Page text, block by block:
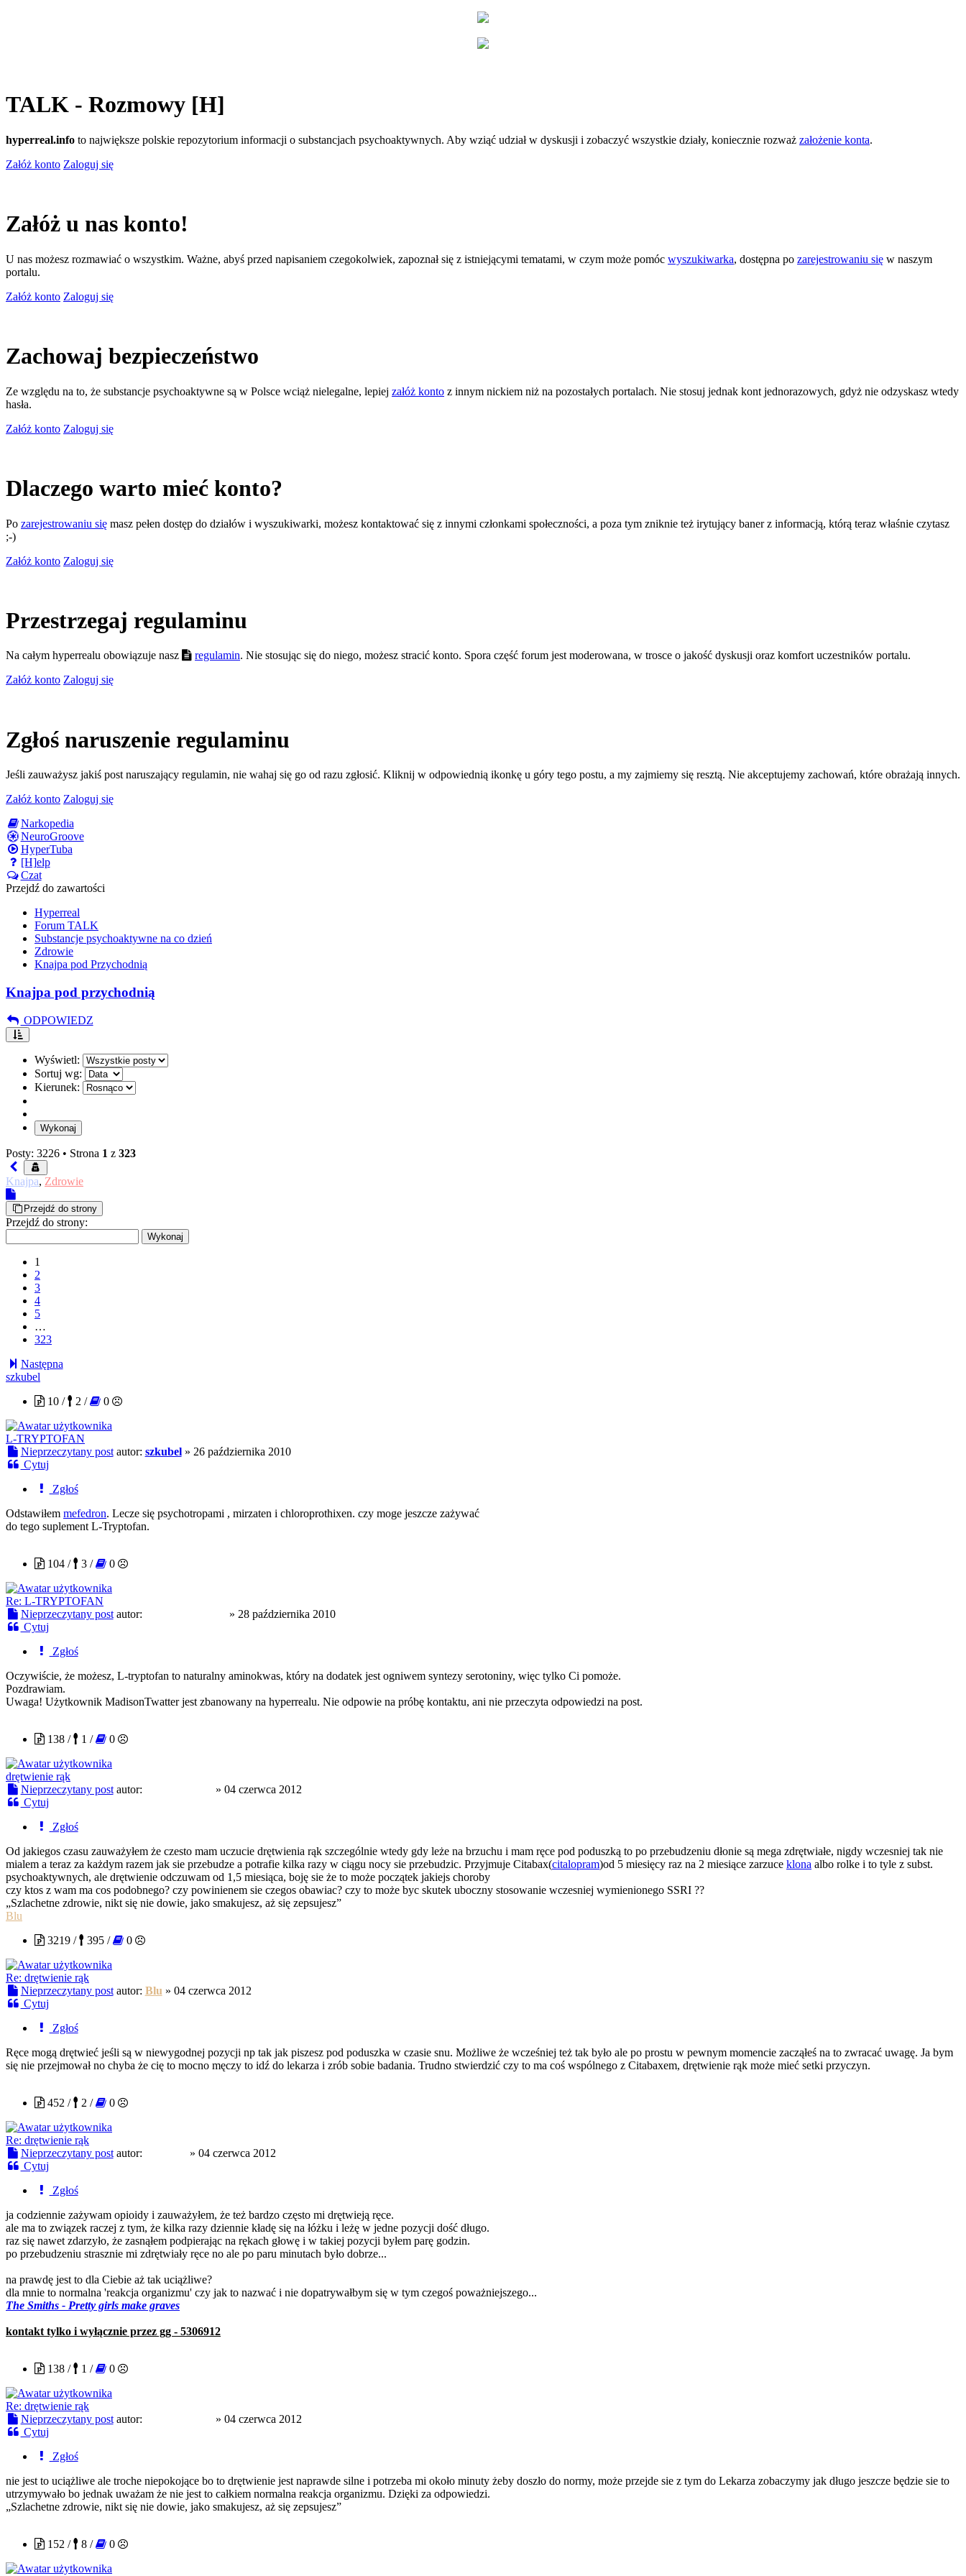
TALK - Rozmowy [H]
hyperreal.info to największe polskie repozytorium informacji o substancjach psychoaktywnych. Aby wziąć udział w dyskusji i zobaczyć wszystkie działy, koniecznie rozważ założenie konta.
Załóż konto Zaloguj się
Załóż u nas konto!
U nas możesz rozmawiać o wszystkim. Ważne, abyś przed napisaniem czegokolwiek, zapoznał się z istniejącymi tematami, w czym może pomóc wyszukiwarka, dostępna po zarejestrowaniu się w naszym
portalu.
Załóż konto Zaloguj się
Zachowaj bezpieczeństwo
Ze względu na to, że substancje psychoaktywne są w Polsce wciąż nielegalne, lepiej załóż konto z innym nickiem niż na pozostałych portalach. Nie stosuj jednak kont jednorazowych, gdyż nie odzyskasz wtedy
hasła.
Załóż konto Zaloguj się
Dlaczego warto mieć konto?
Po zarejestrowaniu się masz pełen dostęp do działów i wyszukiwarki, możesz kontaktować się z innymi członkami społeczności, a poza tym zniknie też irytujący baner z informacją, którą teraz właśnie czytasz
;-)
Załóż konto Zaloguj się
Przestrzegaj regulaminu
Na całym hyperrealu obowiązuje nasz regulamin. Nie stosując się do niego, możesz stracić konto. Spora część forum jest moderowana, w trosce o jakość dyskusji oraz komfort uczestników portalu.
Załóż konto Zaloguj się
Zgłoś naruszenie regulaminu
Jeśli zauważysz jakiś post naruszający regulamin, nie wahaj się go od razu zgłosić. Kliknij w odpowiednią ikonkę u góry tego postu, a my zajmiemy się resztą. Nie akceptujemy zachowań, które obrażają innych.
Załóż konto Zaloguj się
Narkopedia
NeuroGroove
HyperTuba
[H]elp
Czat
Przejdź do zawartości
Hyperreal
Forum TALK
Substancje psychoaktywne na co dzień
Zdrowie
Knajpa pod Przychodnią
Knajpa pod przychodnią
ODPOWIEDZ
Wyświetl:
Sortuj wg:
Kierunek:
Posty: 3226 • Strona 1 z 323
Knajpa, Zdrowie
Przejdź do strony
Przejdź do strony:
1
2
3
4
5
…
323
Następna
szkubel
10 /
2 / 0
L-TRYPTOFAN
Nieprzeczytany post autor: szkubel» 26 października 2010
Cytuj
Zgłoś
Odstawiłem mefedron. Lecze się psychotropami , mirzaten i chloroprothixen. czy moge jeszcze zażywać
do tego suplement L-Tryptofan.
104 /
3 / 0
Re: L-TRYPTOFAN
Nieprzeczytany post autor: » 28 października 2010
Cytuj
Zgłoś
Oczywiście, że możesz, L-tryptofan to naturalny aminokwas, który na dodatek jest ogniwem syntezy serotoniny, więc tylko Ci pomoże.
Pozdrawiam.
Uwaga! Użytkownik MadisonTwatter jest zbanowany na hyperrealu. Nie odpowie na próbę kontaktu, ani nie przeczyta odpowiedzi na post.
138 /
1 / 0
drętwienie rąk
Nieprzeczytany post autor: » 04 czerwca 2012
Cytuj
Zgłoś
Od jakiegos czasu zauważyłem że czesto mam uczucie drętwienia rąk szczególnie wtedy gdy leże na brzuchu i mam ręce pod poduszką to po przebudzeniu dłonie są mega zdrętwiałe, nigdy wczesniej tak nie
mialem a teraz za każdym razem jak sie przebudze a potrafie kilka razy w ciągu nocy sie przebudzic. Przyjmuje Citabax(citalopram)od 5 miesięcy raz na 2 miesiące zarzuce klona albo rolke i to tyle z subst.
psychoaktywnych, ale drętwienie odczuwam od 1,5 miesiąca, boję sie że to może początek jakiejs choroby
czy ktos z wam ma cos podobnego? czy powinienem sie czegos obawiac? czy to może byc skutek uboczny stosowanie wczesniej wymienionego SSRI ??
„Szlachetne zdrowie, nikt się nie dowie, jako smakujesz, aż się zepsujesz”
Blu
3219 /
395 / 0
Re: drętwienie rąk
Nieprzeczytany post autor: Blu » 04 czerwca 2012
Cytuj
Zgłoś
Ręce mogą drętwieć jeśli są w niewygodnej pozycji np tak jak piszesz pod poduszka w czasie snu. Możliwe że wcześniej też tak było ale po prostu w pewnym momencie zacząłeś na to zwracać uwagę. Ja bym
się nie przejmował no chyba że cię to mocno męczy to idź do lekarza i zrób sobie badania. Trudno stwierdzić czy to ma coś wspólnego z Citabaxem, drętwienie rąk może mieć setki przyczyn.
452 /
2 / 0
Re: drętwienie rąk
Nieprzeczytany post autor: » 04 czerwca 2012
Cytuj
Zgłoś
ja codziennie zażywam opioidy i zauważyłem, że też bardzo często mi drętwieją ręce.
ale ma to związek raczej z tym, że kilka razy dziennie kładę się na łóżku i leżę w jedne pozycji dość długo.
raz się nawet zdarzyło, że zasnąłem podpierając na rękach głowę i w takiej pozycji byłem parę godzin.
po przebudzeniu strasznie mi zdrętwiały ręce no ale po paru minutach było dobrze...
na prawdę jest to dla Ciebie aż tak uciążliwe?
dla mnie to normalna 'reakcja organizmu' czy jak to nazwać i nie dopatrywałbym się w tym czegoś poważniejszego...
The Smiths - Pretty girls make graves
kontakt tylko i wyłącznie przez gg - 5306912
138 /
1 / 0
Re: drętwienie rąk
Nieprzeczytany post autor: » 04 czerwca 2012
Cytuj
Zgłoś
nie jest to uciążliwe ale troche niepokojące bo to drętwienie jest naprawde silne i potrzeba mi około minuty żeby doszło do normy, może przejde sie z tym do Lekarza zobaczymy jak długo jeszcze będzie sie to
utrzymywało bo jednak uważam że nie jest to całkiem normalna reakcja organizmu. Dzięki za odpowiedzi.
„Szlachetne zdrowie, nikt się nie dowie, jako smakujesz, aż się zepsujesz”
152 /
8 / 0